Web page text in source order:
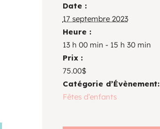
Découvrez notre
programmation
Des Heures De Plaisirs!
Voir le calendrier
Date :
17 septembre 2023
Heure :
13 h 00 min - 15 h 30 min
Prix :
75.00$
Catégorie d’Évènement:
Fêtes d’enfants